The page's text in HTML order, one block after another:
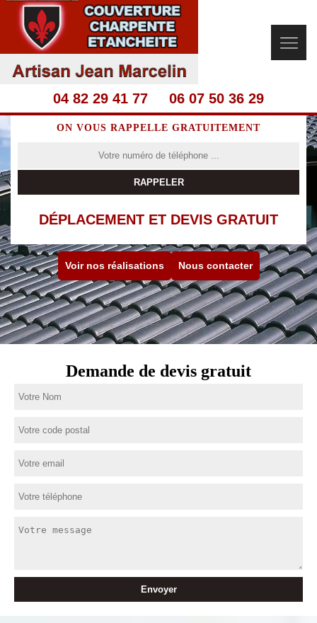
04 82 29 41 77 06 07 50 36 29
ON VOUS RAPPELLE GRATUITEMENT
DÉPLACEMENT ET DEVIS GRATUIT
Voir nos réalisations Nous contacter
Demande de devis gratuit